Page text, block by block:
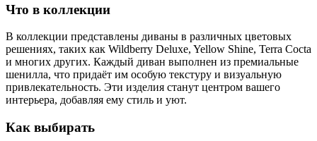
Что в коллекции
В коллекции представлены диваны в различных цветовых
решениях, таких как Wildberry Deluxe, Yellow Shine, Terra Cocta
и многих других. Каждый диван выполнен из премиальные
шенилла, что придаёт им особую текстуру и визуальную
привлекательность. Эти изделия станут центром вашего
интерьера, добавляя ему стиль и уют.
Как выбирать